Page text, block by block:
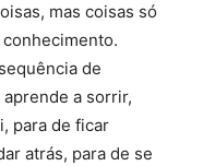
mas coisas só
de
a sorrir,
para de ficar
atrás, para de se